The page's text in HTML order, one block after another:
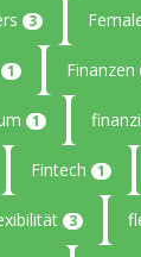
3
1 Finanzen
1
Fintech 1
3